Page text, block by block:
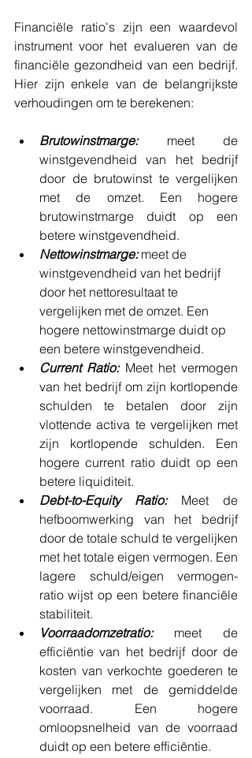
Financiële ratio's zijn een waardevol
instrument voor het evalueren van de
financiële gezondheid van een bedrijf.
Hier zijn enkele van de belangrijkste
verhoudingen om te berekenen:
Brutowinstmarge: meet de
winstgevendheid van het bedrijf
door de brutowinst te vergelijken
met de omzet. Een hogere
brutowinstmarge duidt op een
betere winstgevendheid.
Nettowinstmarge: meet de
winstgevendheid van het bedrijf
door het nettoresultaat te
vergelijken met de omzet. Een
hogere nettowinstmarge duidt op
een betere winstgevendheid.
Current Ratio: Meet het vermogen
van het bedrijf om zijn kortlopende
schulden te betalen door zijn
vlottende activa te vergelijken met
zijn kortlopende schulden. Een
hogere current ratio duidt op een
betere liquiditeit.
Debt-to-Equity Ratio: Meet de
hefboomwerking van het bedrijf
door de totale schuld te vergelijken
met het totale eigen vermogen. Een
lagere schuld/eigen vermogen-
ratio wijst op een betere financiële
stabiliteit.
Voorraadomzetratio: meet de
efficiëntie van het bedrijf door de
kosten van verkochte goederen te
vergelijken met de gemiddelde
voorraad. Een hogere
omloopsnelheid van de voorraad
duidt op een betere efficiëntie.